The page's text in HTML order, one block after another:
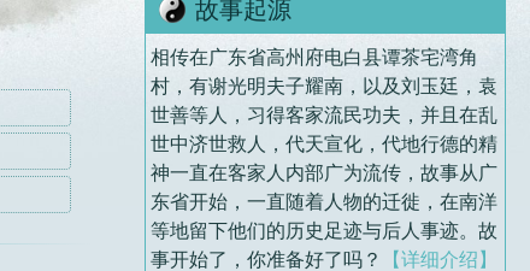
故事起源
相传在广东省高州府电白县谭茶宅湾角
村，有谢光明夫子耀南，以及刘玉廷，袁
世善等人，习得客家流民功夫，并且在乱
世中济世救人，代天宣化，代地行德的精
神一直在客家人内部广为流传，故事从广
东省开始，一直随着人物的迁徙，在南洋
等地留下他们的历史足迹与后人事迹。故
事开始了，你准备好了吗？
【详细介绍】